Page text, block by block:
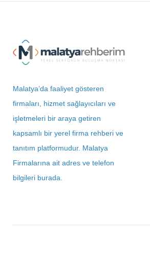
Malatya’da faaliyet gösteren
firmaları, hizmet sağlayıcıları ve
işletmeleri bir araya getiren
kapsamlı bir yerel firma rehberi ve
tanıtım platformudur. Malatya
Firmalarına ait adres ve telefon
bilgileri burada.